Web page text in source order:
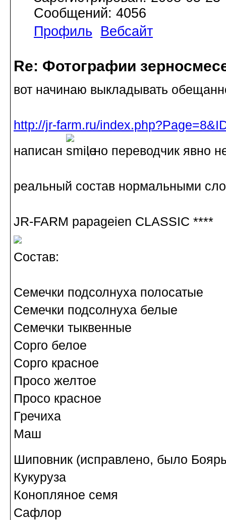
Сообщений: 4056
Профиль
Вебсайт
Re: Фотографии
вот начинаю выкладывать
http://jr-farm.ru/
написан
, но переводчик явно
реальный состав нормальными
JR-FARM papageien CLASSIC ****
Состав:
Семечки подсолнуха полосатые
Семечки подсолнуха белые
Семечки тыквенные
Сорго белое
Сорго красное
Просо желтое
Просо красное
Гречиха
Маш
Шиповник (исправлено, было
Кукуруза
Конопляное семя
Сафлор